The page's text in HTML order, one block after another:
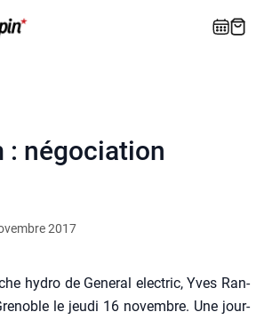
: négociation
2017
hydro de Gene­ral elec­tric, Yves Ran­
le jeu­di 16 novembre. Une jour­